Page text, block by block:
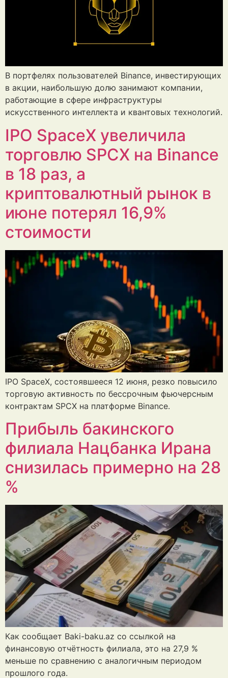
В портфелях пользователей Binance, инвестирующих
в акции, наибольшую долю занимают компании,
работающие в сфере инфраструктуры
искусственного интеллекта и квантовых технологий.
IPO SpaceX увеличила
торговлю SPCX на Binance
в 18 раз, а
криптовалютный рынок в
июне потерял 16,9%
стоимости
IPO SpaceX, состоявшееся 12 июня, резко повысило
торговую активность по бессрочным фьючерсным
контрактам SPCX на платформе Binance.
Прибыль бакинского
филиала Нацбанка Ирана
снизилась примерно на 28
%
Как сообщает Baki-baku.az со ссылкой на
финансовую отчётность филиала, это на 27,9 %
меньше по сравнению с аналогичным периодом
прошлого года.